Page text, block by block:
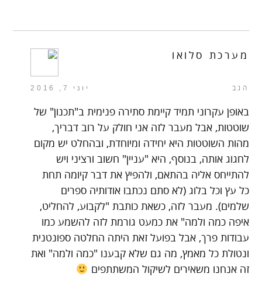
הגב יוני 7, 2016
מערכת סלואו
באופן עקרוני תמיד קיימת סתירה פנימית ב"תכנון" של
שוטטות, אבל מעבר לזה אני חולק על רוב דבריך,
מהות השוטטות היא יחידה ומיוחדת, ובהחלט יש מקום
לחגוג אותה, בנוסף, היא "עניין" חשוב ורציני ויש
להתייחס אליה בהתאם, ולהפיץ את דבר קיומה תחת
כל עץ וכל בלוג (לא סתם נכתבו אודותיה ספרים
שלמים). מעבר לזה, כשאת כותבת "לקבוע, להחליט,
איפה כמה ולמה" את כמעט גורמת לזה להשמע כמו
עבודות פרך, אבל בפועל זאת היתה החלטה ספונטנית
ונטולת כל מאמץ, מה גם שלא קבענו "כמה ולמה" ואת
זה אנחנו משאירים לשיקול המשתתפים